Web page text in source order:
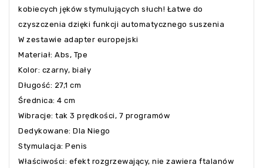
kobiecych jęków stymulujących słuch! Łatwe do
czyszczenia dzięki funkcji automatycznego suszenia
W zestawie adapter europejski
Materiał: Abs, Tpe
Kolor: czarny, biały
Długość: 27,1 cm
Średnica: 4 cm
Wibracje: tak 3 prędkości, 7 programów
Dedykowane: Dla Niego
Stymulacja: Penis
Właściwości: efekt rozgrzewający, nie zawiera ftalanów